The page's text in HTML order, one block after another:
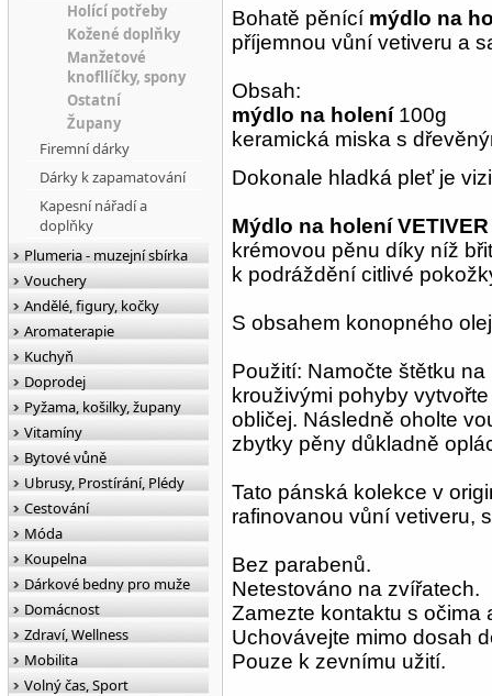
Bohatě pěnící mýdlo na
příjemnou vůní vetiveru a
Obsah:
mýdlo na holení100g
keramická miska s
Dokonale hladká pleť je
Mýdlo na holení
krémovou pěnu díky níž
k podráždění citlivé
S obsahem konopného
Použití: Namočte štětku
krouživými pohyby
obličej. Následně oholte
zbytky pěny důkladně
Tato pánská kolekce v
rafinovanou vůní vetiveru,
Bez parabenů.
Netestováno na zvířatech.
Zamezte kontaktu s očima
Uchovávejte mimo dosah
Pouze k zevnímu užití.
Holící potřeby
Kožené doplňky
Manžetové
knofllíčky, spony
Ostatní
Župany
Firemní dárky
Dárky k zapamatování
Kapesní nářadí a
doplňky
Plumeria - muzejní sbírka
Vouchery
Andělé, figury, kočky
Aromaterapie
Kuchyň
Doprodej
Pyžama, košilky, župany
Vitamíny
Bytové vůně
Ubrusy, Prostírání, Plédy
Cestování
Móda
Koupelna
Dárkové bedny pro muže
Domácnost
Zdraví, Wellness
Mobilita
Volný čas, Sport